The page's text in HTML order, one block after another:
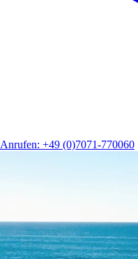
Anrufen: +49 (0)7071-770060